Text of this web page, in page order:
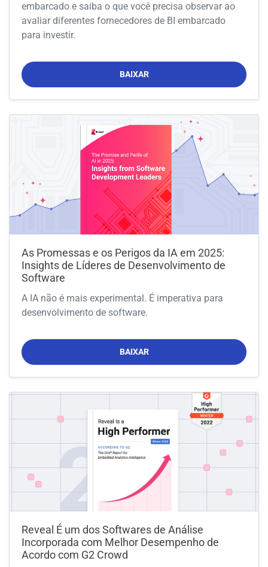
embarcado e saiba o que você precisa observar ao
avaliar diferentes fornecedores de BI embarcado
para investir.
BAIXAR
As Promessas e os Perigos da IA em 2025:
Insights de Líderes de Desenvolvimento de
Software
A IA não é mais experimental. É imperativa para
desenvolvimento de software.
BAIXAR
Reveal É um dos Softwares de Análise
Incorporada com Melhor Desempenho de
Acordo com G2 Crowd